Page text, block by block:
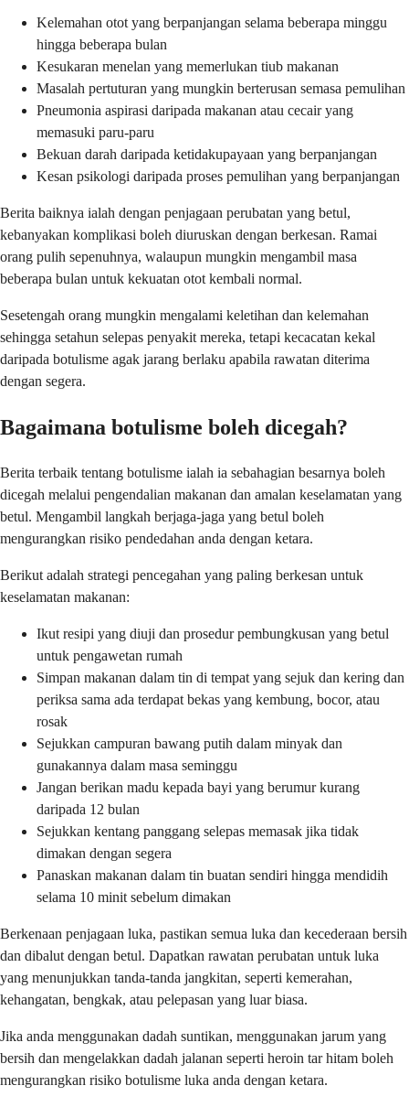
Kelemahan otot yang berpanjangan selama beberapa minggu
hingga beberapa bulan
Kesukaran menelan yang memerlukan tiub makanan
Masalah pertuturan yang mungkin berterusan semasa pemulihan
Pneumonia aspirasi daripada makanan atau cecair yang
memasuki paru-paru
Bekuan darah daripada ketidakupayaan yang berpanjangan
Kesan psikologi daripada proses pemulihan yang berpanjangan
Berita baiknya ialah dengan penjagaan perubatan yang betul,
kebanyakan komplikasi boleh diuruskan dengan berkesan. Ramai
orang pulih sepenuhnya, walaupun mungkin mengambil masa
beberapa bulan untuk kekuatan otot kembali normal.
Sesetengah orang mungkin mengalami keletihan dan kelemahan
sehingga setahun selepas penyakit mereka, tetapi kecacatan kekal
daripada botulisme agak jarang berlaku apabila rawatan diterima
dengan segera.
Bagaimana botulisme boleh dicegah?
Berita terbaik tentang botulisme ialah ia sebahagian besarnya boleh
dicegah melalui pengendalian makanan dan amalan keselamatan yang
betul. Mengambil langkah berjaga-jaga yang betul boleh
mengurangkan risiko pendedahan anda dengan ketara.
Berikut adalah strategi pencegahan yang paling berkesan untuk
keselamatan makanan:
Ikut resipi yang diuji dan prosedur pembungkusan yang betul
untuk pengawetan rumah
Simpan makanan dalam tin di tempat yang sejuk dan kering dan
periksa sama ada terdapat bekas yang kembung, bocor, atau
rosak
Sejukkan campuran bawang putih dalam minyak dan
gunakannya dalam masa seminggu
Jangan berikan madu kepada bayi yang berumur kurang
daripada 12 bulan
Sejukkan kentang panggang selepas memasak jika tidak
dimakan dengan segera
Panaskan makanan dalam tin buatan sendiri hingga mendidih
selama 10 minit sebelum dimakan
Berkenaan penjagaan luka, pastikan semua luka dan kecederaan bersih
dan dibalut dengan betul. Dapatkan rawatan perubatan untuk luka
yang menunjukkan tanda-tanda jangkitan, seperti kemerahan,
kehangatan, bengkak, atau pelepasan yang luar biasa.
Jika anda menggunakan dadah suntikan, menggunakan jarum yang
bersih dan mengelakkan dadah jalanan seperti heroin tar hitam boleh
mengurangkan risiko botulisme luka anda dengan ketara.